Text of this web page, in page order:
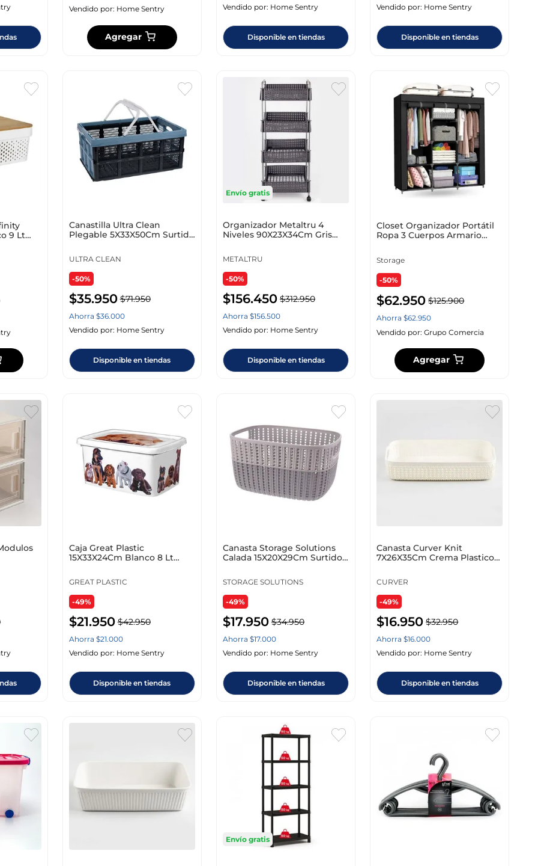
Vendido por: Home Sentry
Agregar
Vendido por: Home Sentry
Disponible en tiendas
Vendido por: Home Sentry
Disponible en tiendas
9 Lt
Canastilla Ultra Clean
Plegable 5X33X50Cm Surtido
ULTRA CLEAN
-50%
$35.950 $71.950
Ahorra $36.000
Vendido por: Home Sentry
Disponible en tiendas
Envío gratis
Organizador Metaltru 4
Niveles 90X23X34Cm Gris
METALTRU
-50%
$156.450 $312.950
Ahorra $156.500
Vendido por: Home Sentry
Disponible en tiendas
Closet Organizador Portátil
Ropa 3 Cuerpos Armario
Storage
-50%
$62.950 $125.900
Ahorra$62.950
Vendido por:Grupo Comercia
Agregar
Caja Great Plastic
15X33X24Cm Blanco 8 Lt
GREAT PLASTIC
-49%
$21.950 $42.950
Ahorra $21.000
Vendido por: Home Sentry
Disponible en tiendas
Canasta Storage Solutions
Calada 15X20X29Cm Surtido
STORAGE SOLUTIONS
-49%
$17.950 $34.950
Ahorra $17.000
Vendido por: Home Sentry
Disponible en tiendas
Canasta Curver Knit
7X26X35Cm Crema Plastico
CURVER
-49%
$16.950 $32.950
Ahorra$16.000
Vendido por: Home Sentry
Disponible en tiendas
Envío gratis